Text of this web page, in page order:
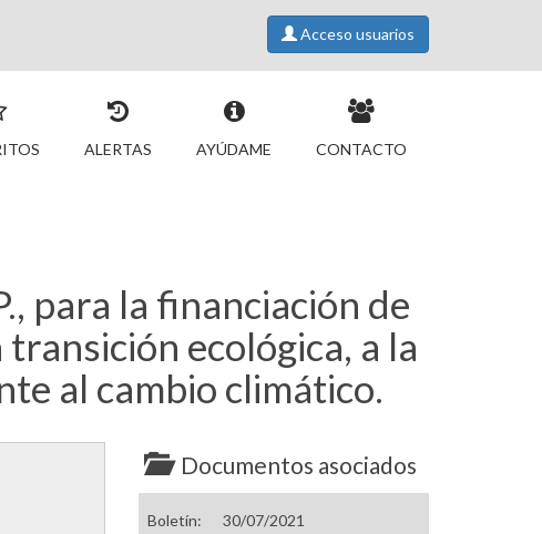
Acceso usuarios
ALERTAS AYÚDAME CONTACTO
para la financiación de
ecológica, a la
al cambio climático.
Documentos asociados
Boletín:
30/07/2021